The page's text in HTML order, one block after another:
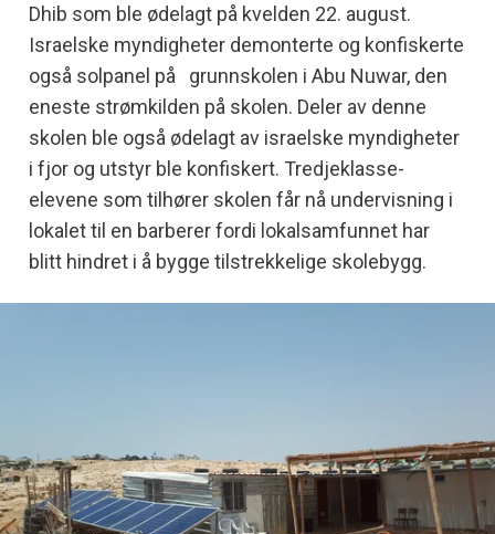
Dhib som ble ødelagt på kvelden 22. august.
Israelske myndigheter demonterte og konfiskerte
også solpanel på grunnskolen i Abu Nuwar, den
eneste strømkilden på skolen. Deler av denne
skolen ble også ødelagt av israelske myndigheter
i fjor og utstyr ble konfiskert. Tredjeklasse-
elevene som tilhører skolen får nå undervisning i
lokalet til en barberer fordi lokalsamfunnet har
blitt hindret i å bygge tilstrekkelige skolebygg.